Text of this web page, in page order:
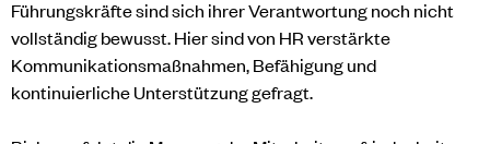
Führungskräfte sind sich ihrer Verantwortung noch nicht
vollständig bewusst. Hier sind von HR verstärkte
Kommunikationsmaßnahmen, Befähigung und
kontinuierliche Unterstützung gefragt.